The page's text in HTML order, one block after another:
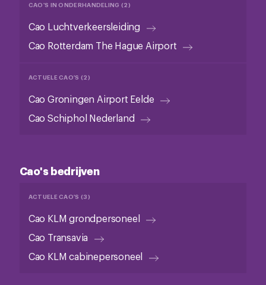
CAO'S IN ONDERHANDELING (2)
Cao Luchtverkeersleiding
Cao Rotterdam The Hague Airport
ACTUELE CAO'S (2)
Cao Groningen Airport Eelde
Cao Schiphol Nederland
Cao's bedrijven
ACTUELE CAO'S (3)
Cao KLM grondpersoneel
Cao Transavia
Cao KLM cabinepersoneel